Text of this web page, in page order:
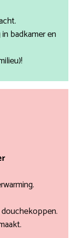
badkamer en